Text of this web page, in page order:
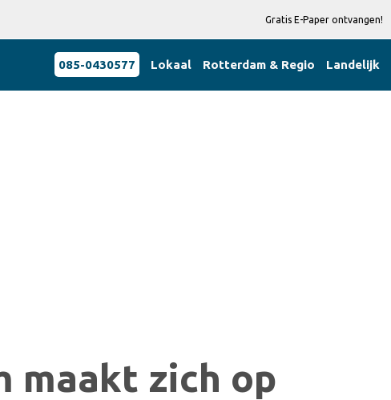
Gratis E-Paper ontvangen!
085-0430577 Lokaal Rotterdam & Regio Landelijk
maakt zich op